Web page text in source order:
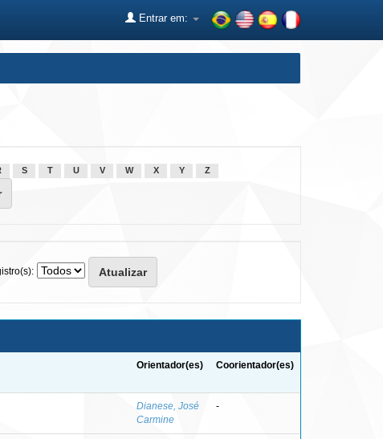
Entrar em:
S T U V W X Y Z
Orientador(es) Coorientador(es)
Dianese, José
Carmine
-